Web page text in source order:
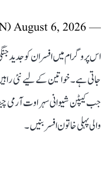
— IADN (@NewsIADN)
August 6, 2026
اس پروگرام میں افسران کو جدید
جاتی ہے۔ خواتین کے لیے نئی
جب کیپٹن شیوانی سہراوت
والی پہلی خاتون افسر بنیں۔